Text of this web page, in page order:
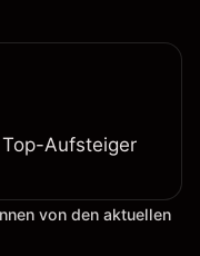
Top-Aufsteiger
von den aktuellen